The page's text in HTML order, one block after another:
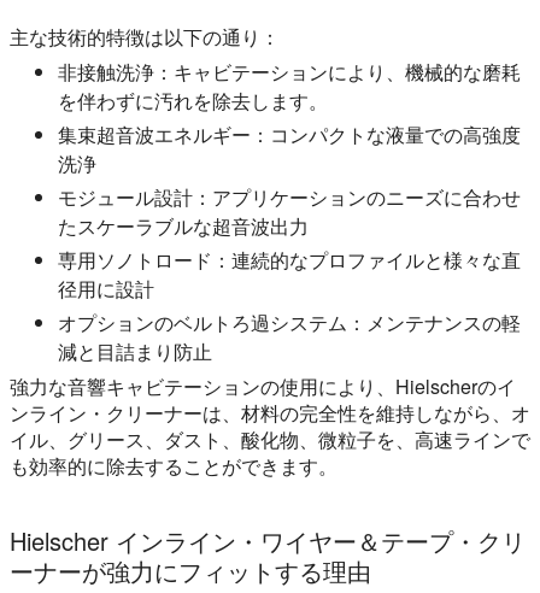
主な技術的特徴は以下の通り：
非接触洗浄：キャビテーションにより、機械的な磨耗
を伴わずに汚れを除去します。
集束超音波エネルギー：コンパクトな液量での高強度
洗浄
モジュール設計：アプリケーションのニーズに合わせ
たスケーラブルな超音波出力
専用ソノトロード：連続的なプロファイルと様々な直
径用に設計
オプションのベルトろ過システム：メンテナンスの軽
減と目詰まり防止
強力な音響キャビテーションの使用により、Hielscherのイ
ンライン・クリーナーは、材料の完全性を維持しながら、オ
イル、グリース、ダスト、酸化物、微粒子を、高速ラインで
も効率的に除去することができます。
Hielscher インライン・ワイヤー＆テープ・クリ
ーナーが強力にフィットする理由